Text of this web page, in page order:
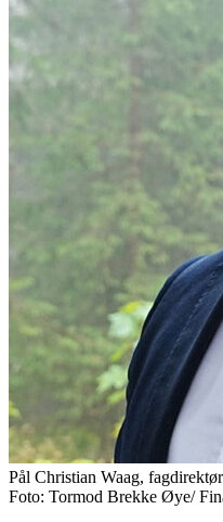
Pål Christian Waag,
Foto: Tormod Brekke Øye/